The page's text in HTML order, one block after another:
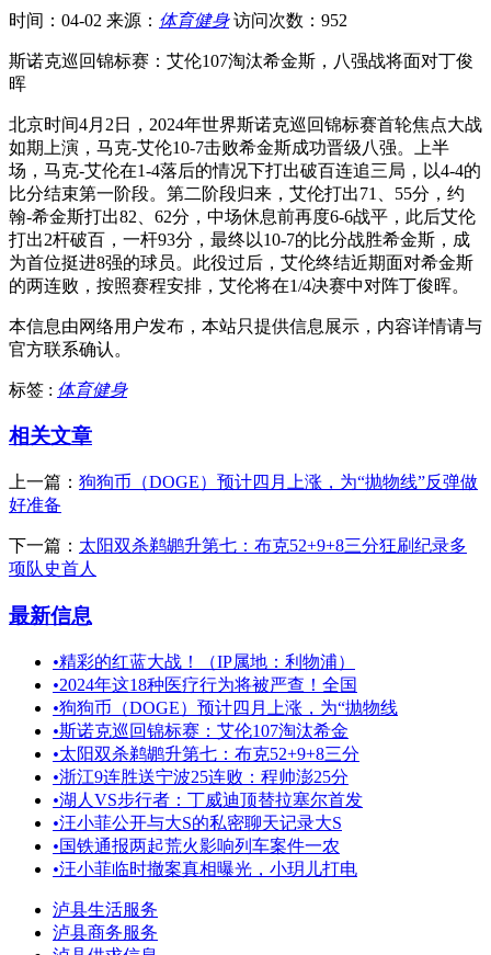
时间：04-02 来源： 体育健身 访问次数：952
斯诺克巡回锦标赛：艾伦107淘汰希金斯，八强战将面对丁俊
晖
北京时间4月2日，2024年世界斯诺克巡回锦标赛首轮焦点大战
如期上演，马克-艾伦10-7击败希金斯成功晋级八强。上半
场，马克-艾伦在1-4落后的情况下打出破百连追三局，以4-4的
比分结束第一阶段。第二阶段归来，艾伦打出71、55分，约
翰-希金斯打出82、62分，中场休息前再度6-6战平，此后艾伦
打出2杆破百，一杆93分，最终以10-7的比分战胜希金斯，成
为首位挺进8强的球员。此役过后，艾伦终结近期面对希金斯
的两连败，按照赛程安排，艾伦将在1/4决赛中对阵丁俊晖。
本信息由网络用户发布， 本站只提供信息展示，内容详情请与
官方联系确认。
标签 : 体育健身
相关文章
上一篇： 狗狗币（DOGE）预计四月上涨，为“抛物线”反弹做
好准备
下一篇： 太阳双杀鹈鹕升第七：布克52+9+8三分狂刷纪录多
项队史首人
最新信息
•精彩的红蓝大战！（IP属地：利物浦）
•2024年这18种医疗行为将被严查！全国
•狗狗币（DOGE）预计四月上涨，为“抛物线
•斯诺克巡回锦标赛：艾伦107淘汰希金
•太阳双杀鹈鹕升第七：布克52+9+8三分
•浙江9连胜送宁波25连败：程帅澎25分
•湖人VS步行者：丁威迪顶替拉塞尔首发
•汪小菲公开与大S的私密聊天记录大S
•国铁通报两起荒火影响列车案件一农
•汪小菲临时撤案真相曝光，小玥儿打电
泸县生活服务
泸县商务服务